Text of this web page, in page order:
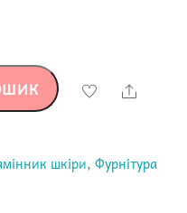
Share
шкіри,Фурнітура